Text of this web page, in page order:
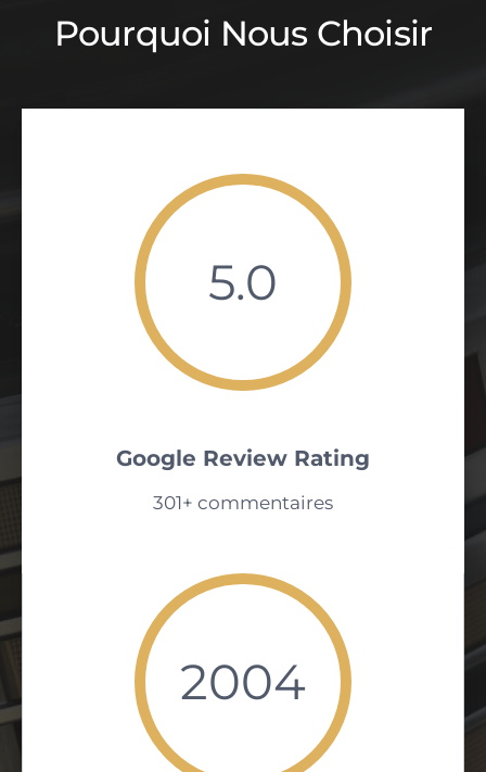
Pourquoi Nous Choisir
5.0
Google Review Rating
301+ commentaires
2004